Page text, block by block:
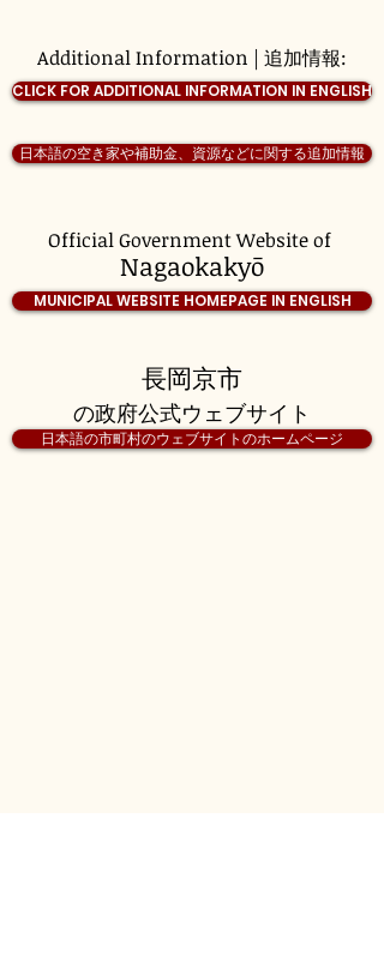
Official Government Website of
Additional Information | 追加情報:
Nagaokakyō
CLICK FOR ADDITIONAL INFORMATION IN ENGLISH
日本語の空き家や補助金、資源などに関する追加情報
MUNICIPAL WEBSITE HOMEPAGE IN ENGLISH
長岡京市
日本語の市町村のウェブサイトのホームページ
の政府公式ウェブサイト